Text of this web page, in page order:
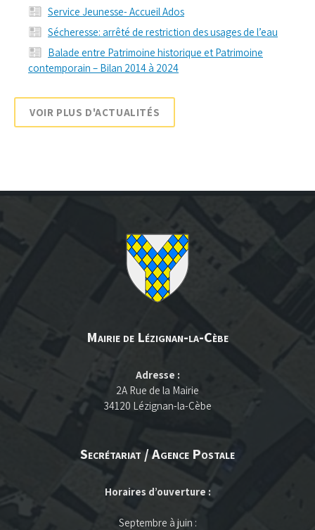
Service Jeunesse- Accueil Ados
Sécheresse: arrêté de restriction des usages de l’eau
Balade entre Patrimoine historique et Patrimoine
contemporain – Bilan 2014 à 2024
VOIR PLUS D'ACTUALITÉS
Mairie de Lézignan-la-Cèbe
Adresse :
2A Rue de la Mairie
34120 Lézignan-la-Cèbe
Secrétariat / Agence Postale
Horaires d’ouverture :
Septembre à juin :